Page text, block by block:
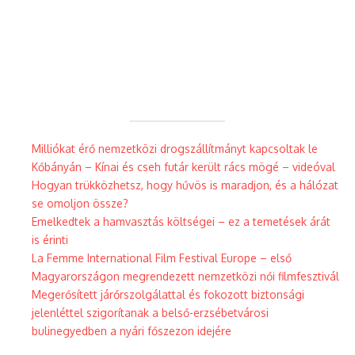
Milliókat érő nemzetközi drogszállítmányt kapcsoltak le
Kőbányán – Kínai és cseh futár került rács mögé – videóval
Hogyan trükközhetsz, hogy hűvös is maradjon, és a hálózat
se omoljon össze?
Emelkedtek a hamvasztás költségei – ez a temetések árát
is érinti
La Femme International Film Festival Europe – első
Magyarországon megrendezett nemzetközi női filmfesztivál
Megerősített járőrszolgálattal és fokozott biztonsági
jelenléttel szigorítanak a belső-erzsébetvárosi
bulinegyedben a nyári főszezon idejére